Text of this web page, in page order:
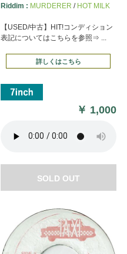
Riddim : MURDERER / HOT MILK
【USED/中古】HIT!コンディション
表記についてはこちらを参照⇒ ...
詳しくはこちら
￥ 1,000
SOLD OUT